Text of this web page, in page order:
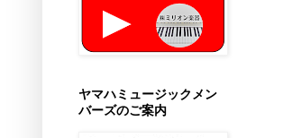
ヤマハミュージックメン
バーズのご案内